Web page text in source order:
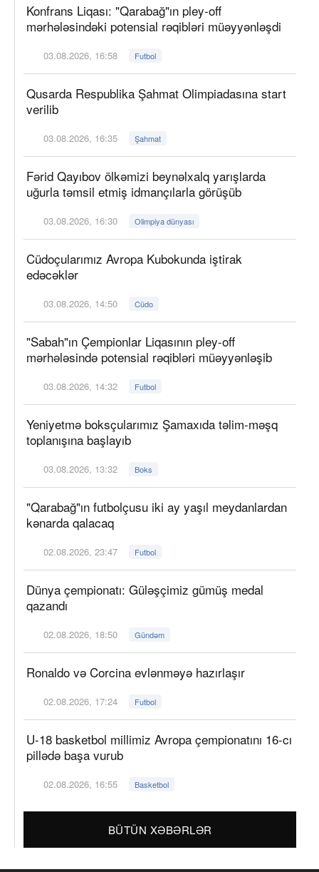
Konfrans Liqası: "Qarabağ"ın pley-off
mərhələsindəki potensial rəqibləri müəyyənləşdi
03.08.2026, 16:58 Futbol
Qusarda Respublika Şahmat Olimpiadasına start
verilib
03.08.2026, 16:35 Şahmat
Fərid Qayıbov ölkəmizi beynəlxalq yarışlarda
uğurla təmsil etmiş idmançılarla görüşüb
03.08.2026, 16:30 Olimpiya dünyası
Cüdoçularımız Avropa Kubokunda iştirak
edəcəklər
03.08.2026, 14:50 Cüdo
"Sabah"ın Çempionlar Liqasının pley-off
mərhələsində potensial rəqibləri müəyyənləşib
03.08.2026, 14:32 Futbol
Yeniyetmə boksçularımız Şamaxıda təlim-məşq
toplanışına başlayıb
03.08.2026, 13:32 Boks
"Qarabağ"ın futbolçusu iki ay yaşıl meydanlardan
kənarda qalacaq
02.08.2026, 23:47 Futbol
Dünya çempionatı: Güləşçimiz gümüş medal
qazandı
02.08.2026, 18:50 Gündəm
Ronaldo və Corcina evlənməyə hazırlaşır
02.08.2026, 17:24 Futbol
U-18 basketbol millimiz Avropa çempionatını 16-cı
pillədə başa vurub
02.08.2026, 16:55 Basketbol
BÜTÜN XƏBƏRLƏR